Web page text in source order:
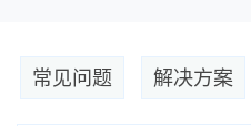
常见问题 解决方案